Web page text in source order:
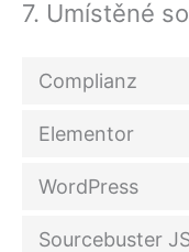
7. Umístěné
Complianz
Elementor
WordPress
Sourcebuster